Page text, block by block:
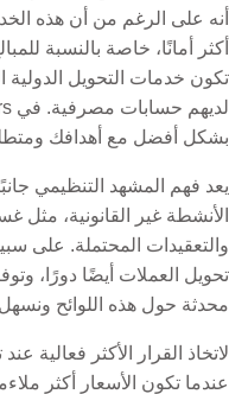
أنه على الرغم من أن هذه
أكثر أمانًا، خاصة بالنسبة
بشكل أفضل مع أهدافك
يعد فهم المشهد التنظيمي
الأنشطة غير القانونية، مثل
محدثة حول هذه اللوائح
لاتخاذ القرار الأكثر
عندما تكون الأسعار أكثر